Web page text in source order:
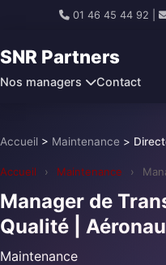
01 46 45 44 92
SNR Partners
Nos managers Contact
Accueil > Maintenance >
Accueil › Maintenance ›
Manager de
Qualité |
Maintenance